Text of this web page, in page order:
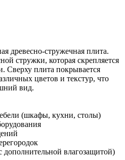
древесно-стружечная плита.
стружки, которая скрепляется
Сверху плита покрывается
цветов и текстур, что
вид.
(шкафы, кухни, столы)
влагозащитой)